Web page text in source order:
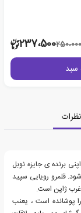
250،000237،500
سبد
نظرات
برنده ی جایزه نوبل
قلمرو رویایی سپید
غرب ژاپن است.
پوشانده است ، یعنب